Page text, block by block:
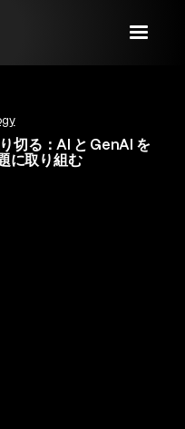
切る：AI と GenAI を
に取り組む